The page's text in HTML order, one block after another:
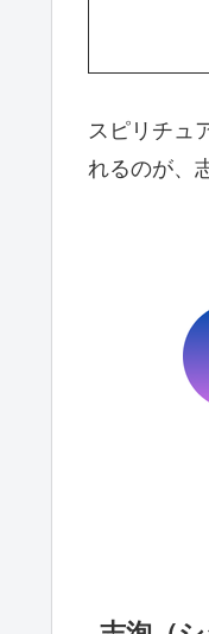
スピリチュ
れるのが、